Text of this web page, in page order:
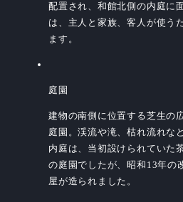
配置され、和館北側の内庭に
は、主人と家族、客人が使う
ます。
庭園
建物の南側に位置する芝生の
庭園。渓流や滝、枯れ流れな
内庭は、当初設けられていた
の庭園でしたが、昭和13年の
屋が造られました。